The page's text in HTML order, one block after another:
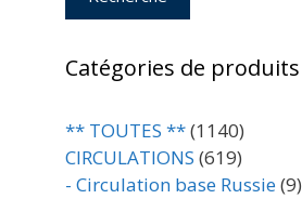
Catégories de produits
** TOUTES **(1140)
CIRCULATIONS (619)
- Circulation base Russie(9)